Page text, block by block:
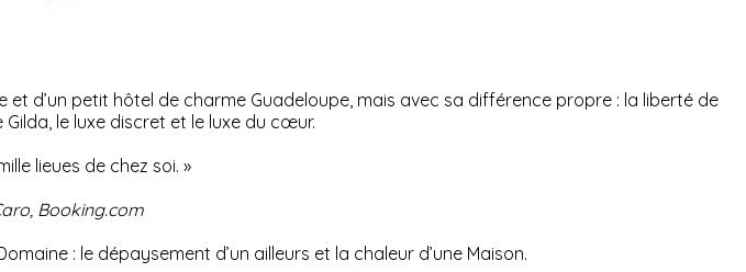
et d’un petit hôtel de charme Guadeloupe, mais avec sa différence propre : la liberté de
le luxe discret et le luxe du cœur.
lieues de chez soi. »
Booking.com
: le dépaysement d’un ailleurs et la chaleur d’une Maison.